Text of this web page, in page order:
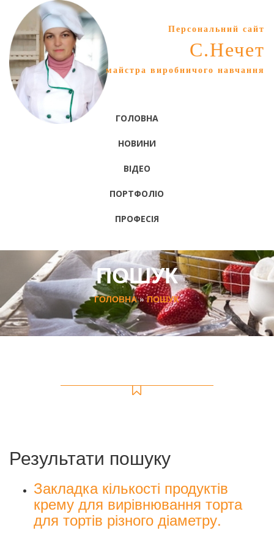
Персональний сайт
С.Нечет
майстра виробничого навчання
ГОЛОВНА
НОВИНИ
ВІДЕО
ПОРТФОЛІО
ПРОФЕСІЯ
ПОШУК
ГОЛОВНА»ПОШУК
Результати пошуку
Закладка кількості продуктів
крему для вирівнювання торта
для тортів різного діаметру.